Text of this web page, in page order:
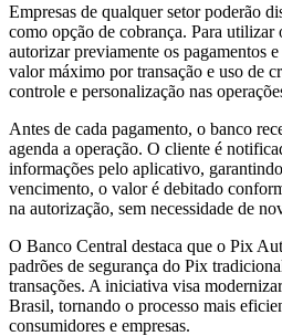
Empresas de qualquer setor poderão
como opção de cobrança. Para
autorizar previamente os pagamentos
valor máximo por transação e uso de
controle e personalização nas
Antes de cada pagamento, o banco
agenda a operação. O cliente é
informações pelo aplicativo,
vencimento, o valor é debitado
na autorização, sem necessidade de
O Banco Central destaca que o Pix
padrões de segurança do Pix
transações. A iniciativa visa
Brasil, tornando o processo mais
consumidores e empresas.